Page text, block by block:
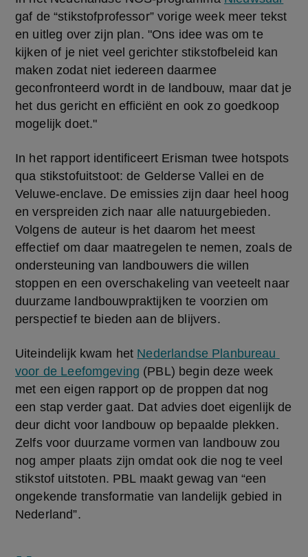
gaf de “stikstofprofessor” vorige week meer tekst
en uitleg over zijn plan. "Ons idee was om te
kijken of je niet veel gerichter stikstofbeleid kan
maken zodat niet iedereen daarmee
geconfronteerd wordt in de landbouw, maar dat je
het dus gericht en efficiënt en ook zo goedkoop
mogelijk doet."
In het rapport identificeert Erisman twee hotspots
qua stikstofuitstoot: de Gelderse Vallei en de
Veluwe-enclave. De emissies zijn daar heel hoog
en verspreiden zich naar alle natuurgebieden.
Volgens de auteur is het daarom het meest
effectief om daar maatregelen te nemen, zoals de
ondersteuning van landbouwers die willen
stoppen en een overschakeling van veeteelt naar
duurzame landbouwpraktijken te voorzien om
perspectief te bieden aan de blijvers.
Uiteindelijk kwam het Nederlandse Planbureau
voor de Leefomgeving (PBL) begin deze week
met een eigen rapport op de proppen dat nog
een stap verder gaat. Dat advies doet eigenlijk de
deur dicht voor landbouw op bepaalde plekken.
Zelfs voor duurzame vormen van landbouw zou
nog amper plaats zijn omdat ook die nog te veel
stikstof uitstoten. PBL maakt gewag van “een
ongekende transformatie van landelijk gebied in
Nederland”.